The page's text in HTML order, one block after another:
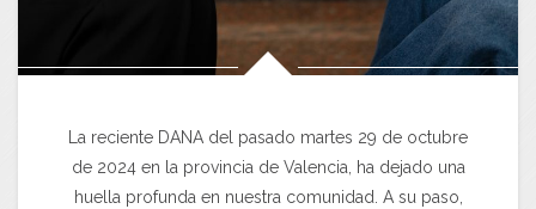
La reciente DANA del pasado martes 29 de octubre
de 2024 en la provincia de Valencia, ha dejado una
huella profunda en nuestra comunidad. A su paso,